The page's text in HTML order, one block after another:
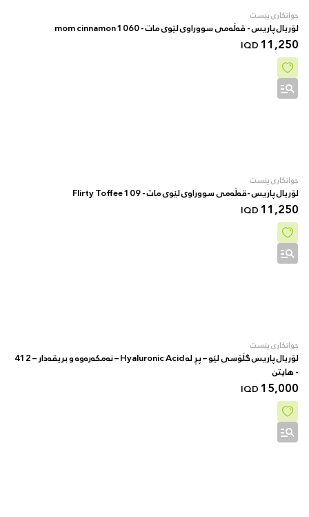
جوانکاری پێست
لۆریال پاریس - قەڵەمی سووراوی لێوی مات - 1060 mom cinnamon
11,250
IQD
جوانکاری پێست
لۆریال پاریس -قەڵەمی سووراوی لێوی مات - 109 Flirty Toffee
11,250
IQD
جوانکاری پێست
لۆریال پاریس گڵۆسی لێو – پڕ لە Hyaluronic Acid – نەمکەرەوە و بریقەدار – 412
- هايتن
15,000
IQD